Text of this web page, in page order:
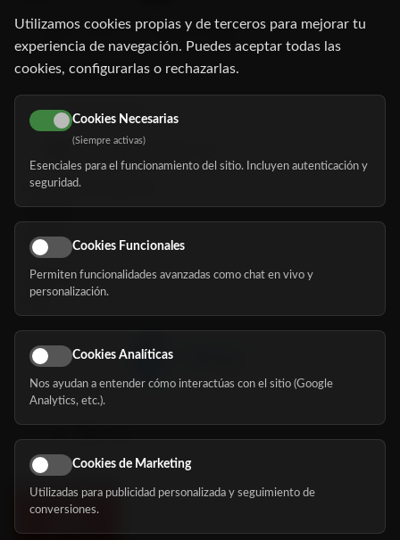
C/ Oruro, 11. 28016 Madrid
91 345 06 26
616 113 103
hola@mundomayor.com
Buscador de residencias
Eventos
Nosotros
Síguenos
Utilizamos cookies propias y de terceros para mejorar tu
experiencia de navegación. Puedes aceptar todas las
cookies, configurarlas o rechazarlas.
Cookies Necesarias
(Siempre activas)
Esenciales para el funcionamiento del sitio. Incluyen autenticación y
seguridad.
Cookies Funcionales
Permiten funcionalidades avanzadas como chat en vivo y
personalización.
Cookies Analíticas
Nos ayudan a entender cómo interactúas con el sitio (Google
Analytics, etc.).
Cookies de Marketing
Utilizadas para publicidad personalizada y seguimiento de
conversiones.